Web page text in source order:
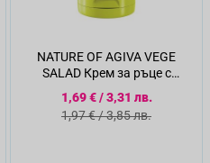
NATURE OF AGIVA VEGE
SALAD Крем за ръце с
маслина и глицерин , 100 мл
Специална цена
1,69 €/3,31 лв.
Стандартна цена
1,97 €/3,85 лв.